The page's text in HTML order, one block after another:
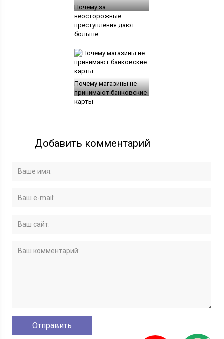
Почему за
неосторожные
преступления дают
больше
Почему магазины не
принимают банковские
карты
Добавить комментарий